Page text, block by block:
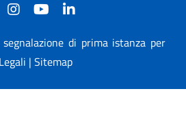
di prima istanza per
| Sitemap